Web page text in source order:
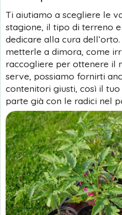
Ti aiutiamo a scegliere le
stagione, il tipo di terreno
dedicare alla cura
metterle a dimora, come
raccogliere per ottenere il
serve, possiamo fornirti
contenitori giusti, così il
parte già con le radici nel